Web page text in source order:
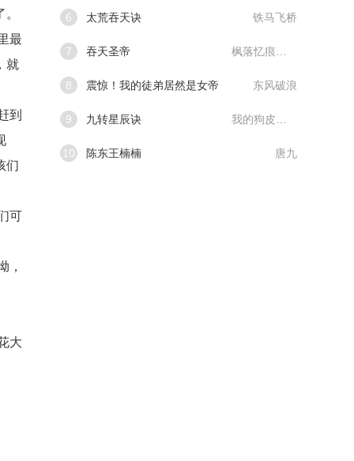
最
就
到
们
可
，
大
6 太荒吞天诀 铁马飞桥
7 吞天圣帝
8 震惊！我的徒弟居然是女帝 东风破浪
9 九转星辰诀
10 陈东王楠楠 唐九